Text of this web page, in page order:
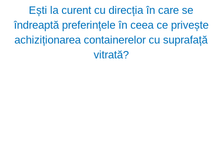
Ești la curent cu direcția în care se
îndreaptă preferințele în ceea ce privește
achiziționarea containerelor cu suprafață
vitrată?